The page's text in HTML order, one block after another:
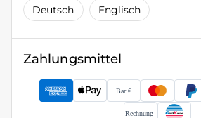
Deutsch Englisch
Zahlungsmittel